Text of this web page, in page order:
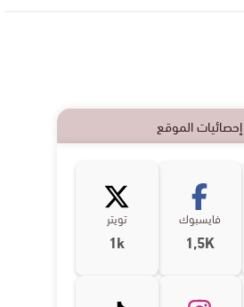
إحصائيات الموقع
فايسبوك
1,5K
تويتر
1k